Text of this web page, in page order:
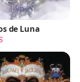
de Luna